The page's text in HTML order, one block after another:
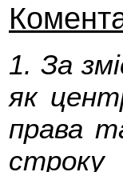
1. За
як
права